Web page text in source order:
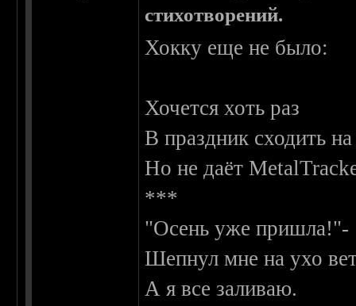
стихотворений.
Хокку еще не было:
Хочется хоть раз
В праздник сходить на
Но не даёт
***
"Осень уже пришла!"-
Шепнул мне на ухо
А я все заливаю.